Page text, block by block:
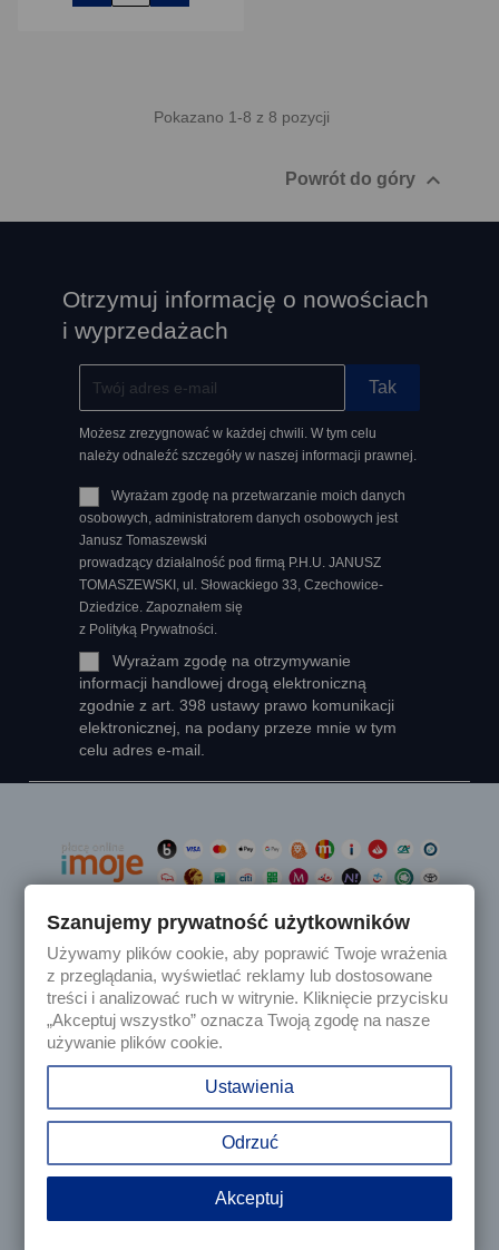
Pokazano 1-8 z 8 pozycji
Powrót do góry 
Otrzymuj informację o nowościach
i wyprzedażach
Możesz zrezygnować w każdej chwili. W tym celu
należy odnaleźć szczegóły w naszej informacji prawnej.
Wyrażam zgodę na przetwarzanie moich danych
osobowych, administratorem danych osobowych jest
Janusz Tomaszewski
prowadzący działalność pod firmą P.H.U. JANUSZ
TOMASZEWSKI, ul. Słowackiego 33, Czechowice-
Dziedzice. Zapoznałem się
z Polityką Prywatności.
Wyrażam zgodę na otrzymywanie
informacji handlowej drogą elektroniczną
zgodnie z art. 398 ustawy prawo komunikacji
elektronicznej, na podany przeze mnie w tym
celu adres e-mail.
Produkty 
Nasza firma 
© 2025 - Sklep internetowy Tomczesci.pl. Wszelkie prawa
Szanujemy prywatność użytkowników
Używamy plików cookie, aby poprawić Twoje wrażenia
z przeglądania, wyświetlać reklamy lub dostosowane
treści i analizować ruch w witrynie. Kliknięcie przycisku
„Akceptuj wszystko” oznacza Twoją zgodę na nasze
używanie plików cookie.
Ustawienia
Odrzuć
Akceptuj